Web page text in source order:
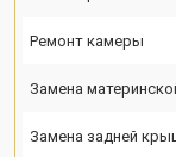
Ремонт камеры
Замена
Замена задней